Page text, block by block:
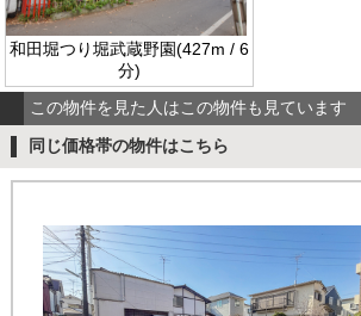
和田堀つり堀武蔵野園(427m / 6
分)
この物件を見た人はこの物件も見ています
同じ価格帯の物件はこちら